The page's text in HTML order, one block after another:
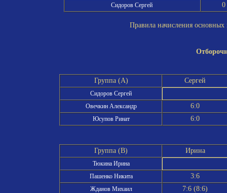
Сидоров Сергей 0
Правила начисления
Группа (A) Сергей
Сидоров Сергей
Овечкин Александр
6:0
Юсупов Ринат 6:0
Группа (B) Ирина
Тюкина Ирина
Пашенко Никита
3:6
Жданов Михаил 7:6 (8:6)